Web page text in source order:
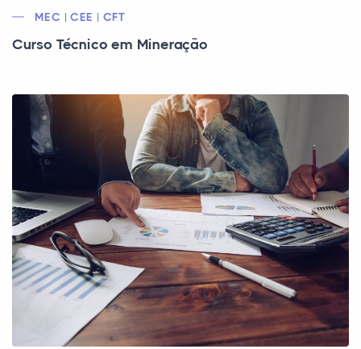
MEC | CEE | CFT
Curso Técnico em Mineração